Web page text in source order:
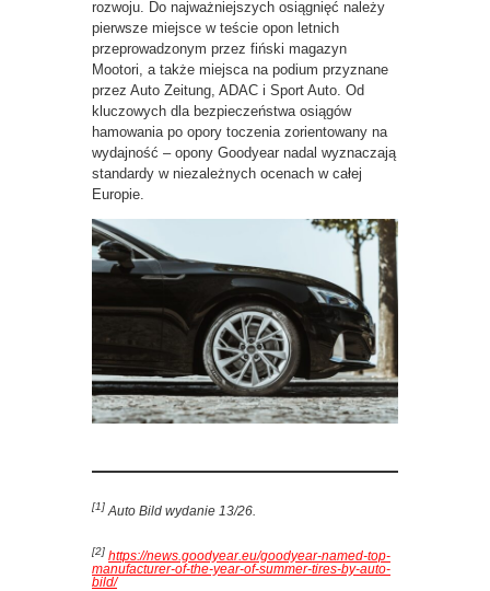
rozwoju. Do najważniejszych osiągnięć należy
pierwsze miejsce w teście opon letnich
przeprowadzonym przez fiński magazyn
Mootori, a także miejsca na podium przyznane
przez Auto Zeitung, ADAC i Sport Auto. Od
kluczowych dla bezpieczeństwa osiągów
hamowania po opory toczenia zorientowany na
wydajność – opony Goodyear nadal wyznaczają
standardy w niezależnych ocenach w całej
Europie.
[1]Auto Bild wydanie 13/26.
[2] https://news.goodyear.eu/goodyear-named-top-
manufacturer-of-the-year-of-summer-tires-by-auto-
bild/